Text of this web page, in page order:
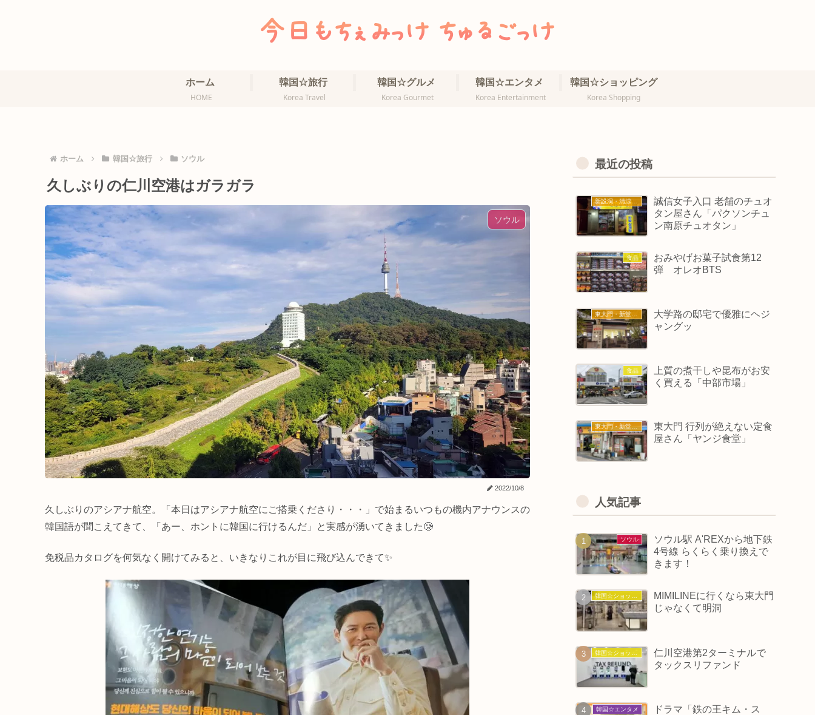
ホーム
HOME
韓国☆旅行
Korea Travel
韓国☆グルメ
Korea Gourmet
韓国☆エンタメ
Korea Entertainment
韓国☆ショッピング
Korea Shopping
ホーム 韓国☆旅行 ソウル
久しぶりの仁川空港はガラガラ
ソウル
2022/10/8
久しぶりのアシアナ航空。「本日はアシアナ航空にご搭乗くださり・・・」で始まるいつもの機内アナウンスの
韓国語が聞こえてきて、「あー、ホントに韓国に行けるんだ」と実感が湧いてきました🥲
免税品カタログを何気なく開けてみると、いきなりこれが目に飛び込んできて✨
最近の投稿
新設洞・清涼里・誠信女大
誠信女子入口 老舗のチュオ
タン屋さん「パクソンチュ
ン南原チュオタン」
食品
おみやげお菓子試食第12
弾 オレオBTS
大学路の邸宅で優雅にヘジ
ャングッ
食品
上質の煮干しや昆布がお安
く買える「中部市場」
東大門・新堂・東廟
東大門 行列が絶えない定食
屋さん「ヤンジ食堂」
人気記事
ソウル
ソウル駅 A'REXから地下鉄
4号線 らくらく乗り換えで
きます！
韓国☆ショッピング
MIMILINEに行くなら東大門
じゃなくて明洞
仁川空港第2ターミナルで
タックスリファンド
韓国☆エンタメ
ドラマ「鉄の王キム・ス